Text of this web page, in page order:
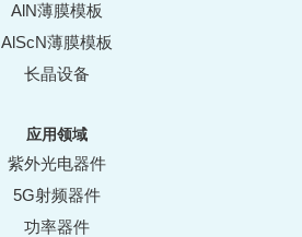
AlN薄膜模板
AlScN薄膜模板
长晶设备
应用领域
紫外光电器件
5G射频器件
功率器件